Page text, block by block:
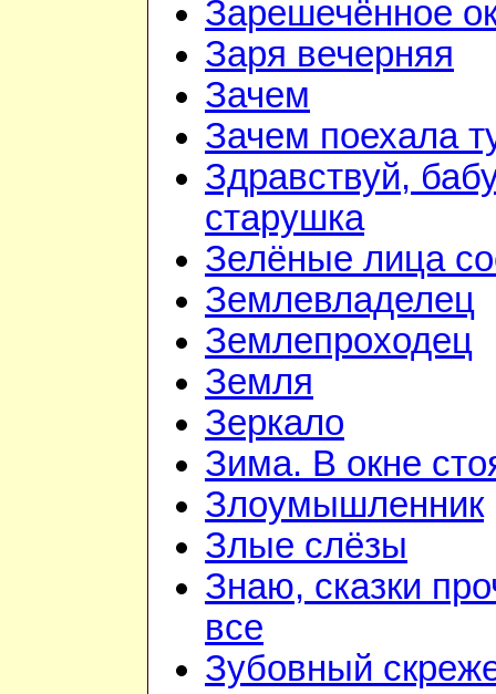
Зарешечённое
Заря вечерняя
Зачем
Зачем поехала
Здравствуй,
старушка
Зелёные лица
Землевладелец
Землепроходец
Земля
Зеркало
Зима. В окне
Злоумышленник
Злые слёзы
Знаю, сказки
все
Зубовный